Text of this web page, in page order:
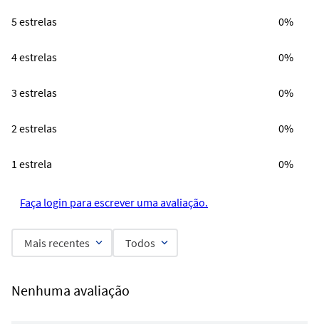
5 estrelas 0%
4 estrelas 0%
3 estrelas 0%
2 estrelas 0%
1 estrela 0%
Faça login para escrever uma avaliação.
Mais recentes Todos
Nenhuma avaliação